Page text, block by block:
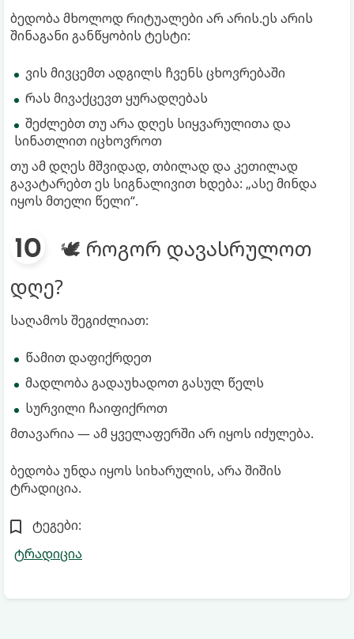
ბედობა მხოლოდ რიტუალები არ არის.ეს არის
შინაგანი განწყობის ტესტი:
ვის მივცემთ ადგილს ჩვენს ცხოვრებაში
რას მივაქცევთ ყურადღებას
შეძლებთ თუ არა დღეს სიყვარულითა და
სინათლით იცხოვროთ
თუ ამ დღეს მშვიდად, თბილად და კეთილად
გავატარებთ ეს სიგნალივით ხდება: „ასე მინდა
იყოს მთელი წელი“.
🕊️ როგორ დავასრულოთ
დღე?
საღამოს შეგიძლიათ:
წამით დაფიქრდეთ
მადლობა გადაუხადოთ გასულ წელს
სურვილი ჩაიფიქროთ
მთავარია — ამ ყველაფერში არ იყოს იძულება.
ბედობა უნდა იყოს სიხარულის, არა შიშის
ტრადიცია.
ტეგები:
ტრადიცია